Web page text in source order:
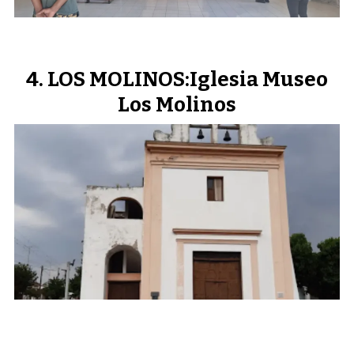
LOS MOLINOS:Iglesia Museo
Los Molinos